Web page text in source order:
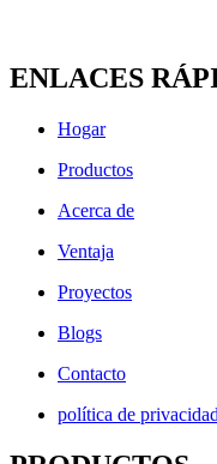
ENLACES
Hogar
Productos
Acerca de
Ventaja
Proyectos
Blogs
Contacto
política de privacidad